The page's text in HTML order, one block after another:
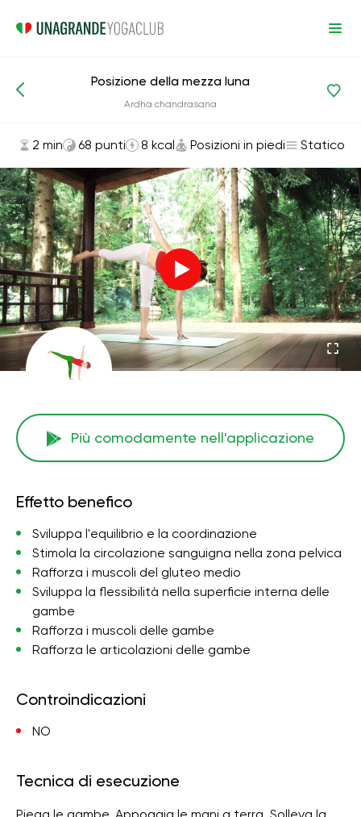
Asana ed esercizi Posizioni in piedi
Posizione della mezza luna
Ardha chandrasana
2 min 68 punti 8 kcal Posizioni in piedi Statico
Più comodamente nell'applicazione
Effetto benefico
Sviluppa l'equilibrio e la coordinazione
Stimola la circolazione sanguigna nella zona pelvica
Rafforza i muscoli del gluteo medio
Sviluppa la flessibilità nella superficie interna delle
gambe
Rafforza i muscoli delle gambe
Rafforza le articolazioni delle gambe
Controindicazioni
NO
Tecnica di esecuzione